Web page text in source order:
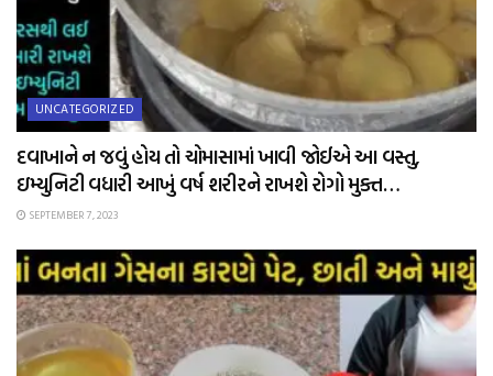
UNCATEGORIZED
દવાખાને ન જવું હોય તો ચોમાસામાં ખાવી જોઈએ આ વસ્તુ,
ઇમ્યુનિટી વધારી આખું વર્ષ શરીરને રાખશે રોગો મુક્ત…
SEPTEMBER 7, 2023